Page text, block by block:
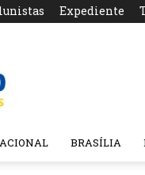
Expediente
BRASÍLIA